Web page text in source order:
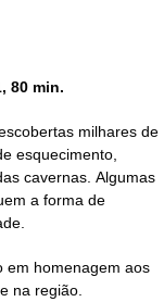
80 min.
milhares de
esquecimento,
cavernas. Algumas
a forma de
em homenagem aos
na região.